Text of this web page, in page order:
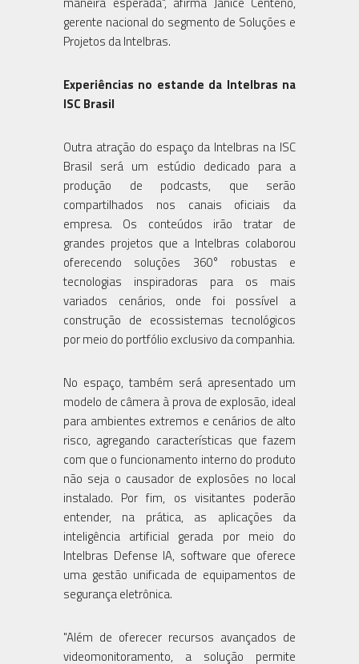
gerente nacional do segmento de Soluções e
Projetos da Intelbras.
Experiências no estande da Intelbras na
ISC Brasil
Outra atração do espaço da Intelbras na ISC
Brasil será um estúdio dedicado para a
produção de podcasts, que serão
compartilhados nos canais oficiais da
empresa. Os conteúdos irão tratar de
grandes projetos que a Intelbras colaborou
oferecendo soluções 360° robustas e
tecnologias inspiradoras para os mais
variados cenários, onde foi possível a
construção de ecossistemas tecnológicos
por meio do portfólio exclusivo da companhia.
No espaço, também será apresentado um
modelo de câmera à prova de explosão, ideal
para ambientes extremos e cenários de alto
risco, agregando características que fazem
com que o funcionamento interno do produto
não seja o causador de explosões no local
instalado. Por fim, os visitantes poderão
entender, na prática, as aplicações da
inteligência artificial gerada por meio do
Intelbras Defense IA, software que oferece
uma gestão unificada de equipamentos de
segurança eletrônica.
"Além de oferecer recursos avançados de
videomonitoramento, a solução permite